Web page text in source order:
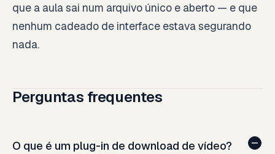
que a aula sai num arquivo único e aberto — e que
nenhum cadeado de interface estava segurando
nada.
Perguntas frequentes
O que é um plug-in de download de vídeo?